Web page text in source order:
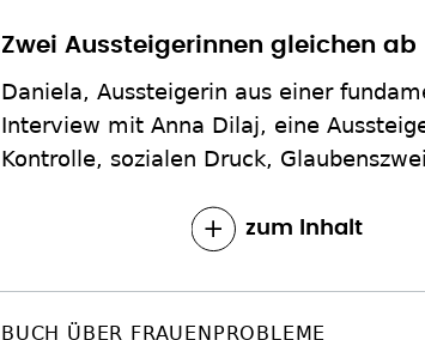
Zwei Aussteigerinnen gleichen ab
Daniela, Aussteigerin aus einer
Interview mit Anna Dilaj, eine
Kontrolle, sozialen Druck,
zum Inhalt
BUCH ÜBER FRAUENPROBLEME